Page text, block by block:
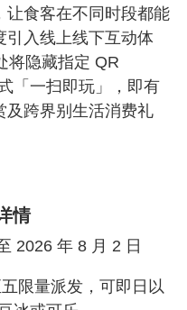
让食客在不同时段都能
引入线上线下互动体
将隐藏指定 QR
「一扫即玩」，即有
及跨界别生活消费礼
情
2026 年 8 月 2 日
限量派发，可即日以